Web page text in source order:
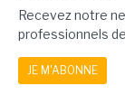
Recevez notre
professionnels
JE M'ABONNE